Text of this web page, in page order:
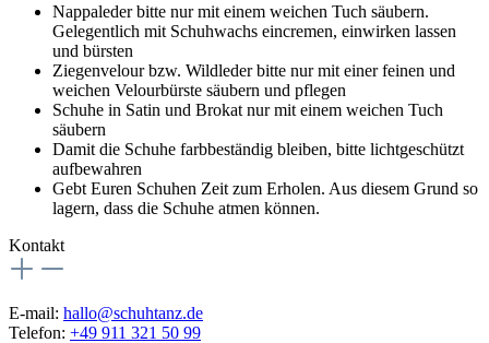
Nappaleder bitte nur mit einem weichen Tuch säubern.
Gelegentlich mit Schuhwachs eincremen, einwirken lassen
und bürsten
Ziegenvelour bzw. Wildleder bitte nur mit einer feinen und
weichen Velourbürste säubern und pflegen
Schuhe in Satin und Brokat nur mit einem weichen Tuch
säubern
Damit die Schuhe farbbeständig bleiben, bitte lichtgeschützt
aufbewahren
Gebt Euren Schuhen Zeit zum Erholen. Aus diesem Grund so
lagern, dass die Schuhe atmen können.
Kontakt
E-mail: hallo@schuhtanz.de
Telefon: +49 911 321 50 99